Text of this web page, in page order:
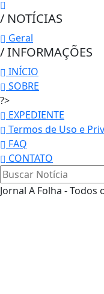
/ NOTÍCIAS
Geral
/ INFORMAÇÕES
INÍCIO
SOBRE
?>
EXPEDIENTE
Termos de Uso e
FAQ
CONTATO
Jornal A Folha -